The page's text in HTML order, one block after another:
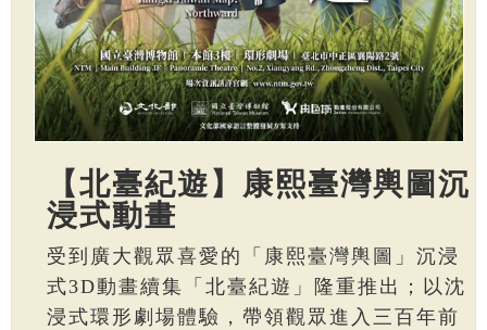
【北臺紀遊】康熙臺灣輿圖沉
浸式動畫
受到廣大觀眾喜愛的「康熙臺灣輿圖」沉浸
式3D動畫續集「北臺紀遊」隆重推出；以沈
浸式環形劇場體驗，帶領觀眾進入三百年前